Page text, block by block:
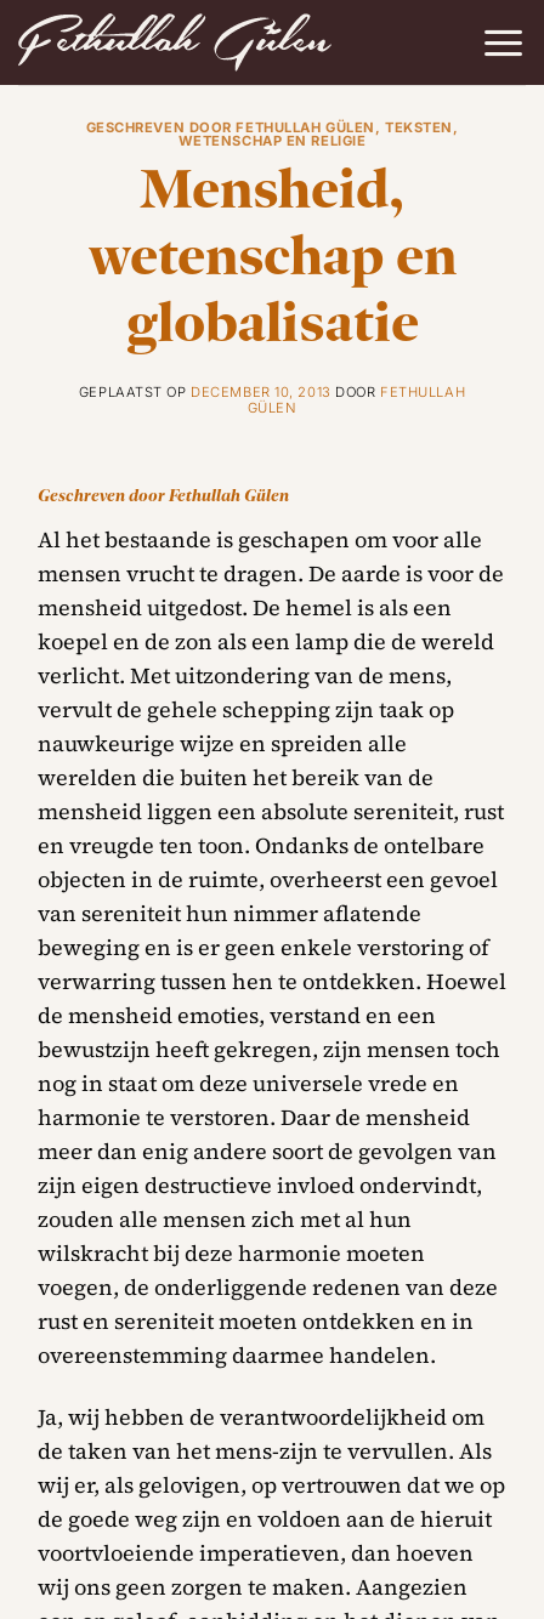
naar
inhoud
GESCHREVEN DOOR FETHULLAH GÜLEN , TEKSTEN ,
WETENSCHAP EN RELIGIE
Mensheid,
wetenschap en
globalisatie
GEPLAATST OP DECEMBER 10, 2013 DOOR FETHULLAH
GÜLEN
Geschreven door Fethullah Gülen
Al het bestaande is geschapen om voor alle
mensen vrucht te dragen. De aarde is voor de
mensheid uitgedost. De hemel is als een
koepel en de zon als een lamp die de wereld
verlicht. Met uitzondering van de mens,
vervult de gehele schepping zijn taak op
nauwkeurige wijze en spreiden alle
werelden die buiten het bereik van de
mensheid liggen een absolute sereniteit, rust
en vreugde ten toon. Ondanks de ontelbare
objecten in de ruimte, overheerst een gevoel
van sereniteit hun nimmer aflatende
beweging en is er geen enkele verstoring of
verwarring tussen hen te ontdekken. Hoewel
de mensheid emoties, verstand en een
bewustzijn heeft gekregen, zijn mensen toch
nog in staat om deze universele vrede en
harmonie te verstoren. Daar de mensheid
meer dan enig andere soort de gevolgen van
zijn eigen destructieve invloed ondervindt,
zouden alle mensen zich met al hun
wilskracht bij deze harmonie moeten
voegen, de onderliggende redenen van deze
rust en sereniteit moeten ontdekken en in
overeenstemming daarmee handelen.
Ja, wij hebben de verantwoordelijkheid om
de taken van het mens-zijn te vervullen. Als
wij er, als gelovigen, op vertrouwen dat we op
de goede weg zijn en voldoen aan de hieruit
voortvloeiende imperatieven, dan hoeven
wij ons geen zorgen te maken. Aangezien